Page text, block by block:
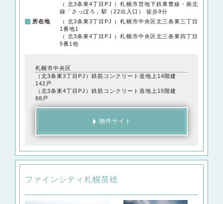
（ 北3条東4丁目PJ ）札幌市営地下鉄東豊線・南北
線「さっぽろ」駅（22出入口） 徒歩9分
所在地
（ 北3条東3丁目PJ ）札幌市中央区北三条東三丁目
1番地1
（ 北3条東4丁目PJ ）札幌市中央区北三条東四丁目
5番1他
札幌市中央区
（北3条東3丁目PJ）鉄筋コンクリート造地上14階建
142戸
（北3条東4丁目PJ）鉄筋コンクリート造地上15階建
88戸
物件サイト
ファインシティ札幌苗穂